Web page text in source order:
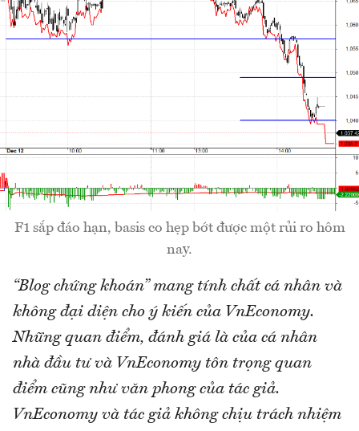
F1 sắp đáo hạn, basis co hẹp bớt được một rủi ro hôm
nay.
“Blog chứng khoán” mang tính chất cá nhân và
không đại diện cho ý kiến của VnEconomy.
Những quan điểm, đánh giá là của cá nhân
nhà đầu tư và VnEconomy tôn trọng quan
điểm cũng như văn phong của tác giả.
VnEconomy và tác giả không chịu trách nhiệm